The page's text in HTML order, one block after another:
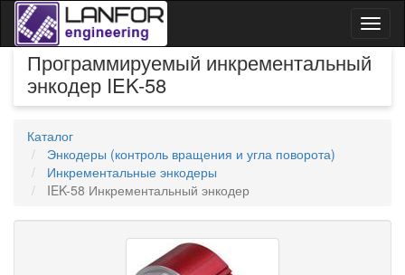
Программируемый инкрементальный
энкодер IEK-58
Каталог
Энкодеры (контроль вращения и угла поворота)
Инкрементальные энкодеры
IEK-58 Инкрементальный энкодер